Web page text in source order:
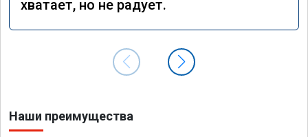
хватает, но не радует.
Наши преимущества